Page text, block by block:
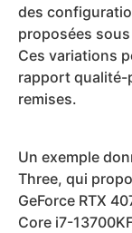
des
proposées
Ces variations
rapport qualité-
remises.
Un exemple
Three, qui
GeForce RTX
Core i7-